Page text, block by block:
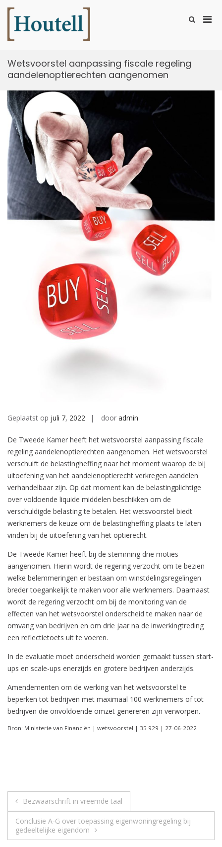
naar
inhoud
Toon
Wetsvoorstel aanpassing fiscale regeling
aandelenoptierechten aangenomen
Geplaatst op juli 7, 2022 door admin
De Tweede Kamer heeft het wetsvoorstel aanpassing fiscale
regeling aandelenoptierechten aangenomen. Het wetsvoorstel
verschuift de belastingheffing naar het moment waarop de bij
uitoefening van het aandelenoptierecht verkregen aandelen
verhandelbaar zijn. Op dat moment kan de belastingplichtige
over voldoende liquide middelen beschikken om de
verschuldigde belasting te betalen. Het wetsvoorstel biedt
werknemers de keuze om de belastingheffing plaats te laten
vinden bij de uitoefening van het optierecht.
De Tweede Kamer heeft bij de stemming drie moties
aangenomen. Hierin wordt de regering verzocht om te bezien
welke belemmeringen er bestaan om winstdelingsregelingen
breder toegankelijk te maken voor alle werknemers. Daarnaast
wordt de regering verzocht om bij de monitoring van de
effecten van het wetsvoorstel onderscheid te maken naar de
omvang van bedrijven en om drie jaar na de inwerkingtreding
een reflectietoets uit te voeren.
In de evaluatie moet onderscheid worden gemaakt tussen start-
ups en scale-ups enerzijds en grotere bedrijven anderzijds.
Amendementen om de werking van het wetsvoorstel te
beperken tot bedrijven met maximaal 100 werknemers of tot
bedrijven die onvoldoende omzet genereren zijn verworpen.
Bron: Ministerie van Financiën | wetsvoorstel | 35 929 | 27-06-2022
Berichtnavigatie
Bezwaarschrift in vreemde taal
Conclusie A-G over toepassing eigenwoningregeling bij
gedeeltelijke eigendom